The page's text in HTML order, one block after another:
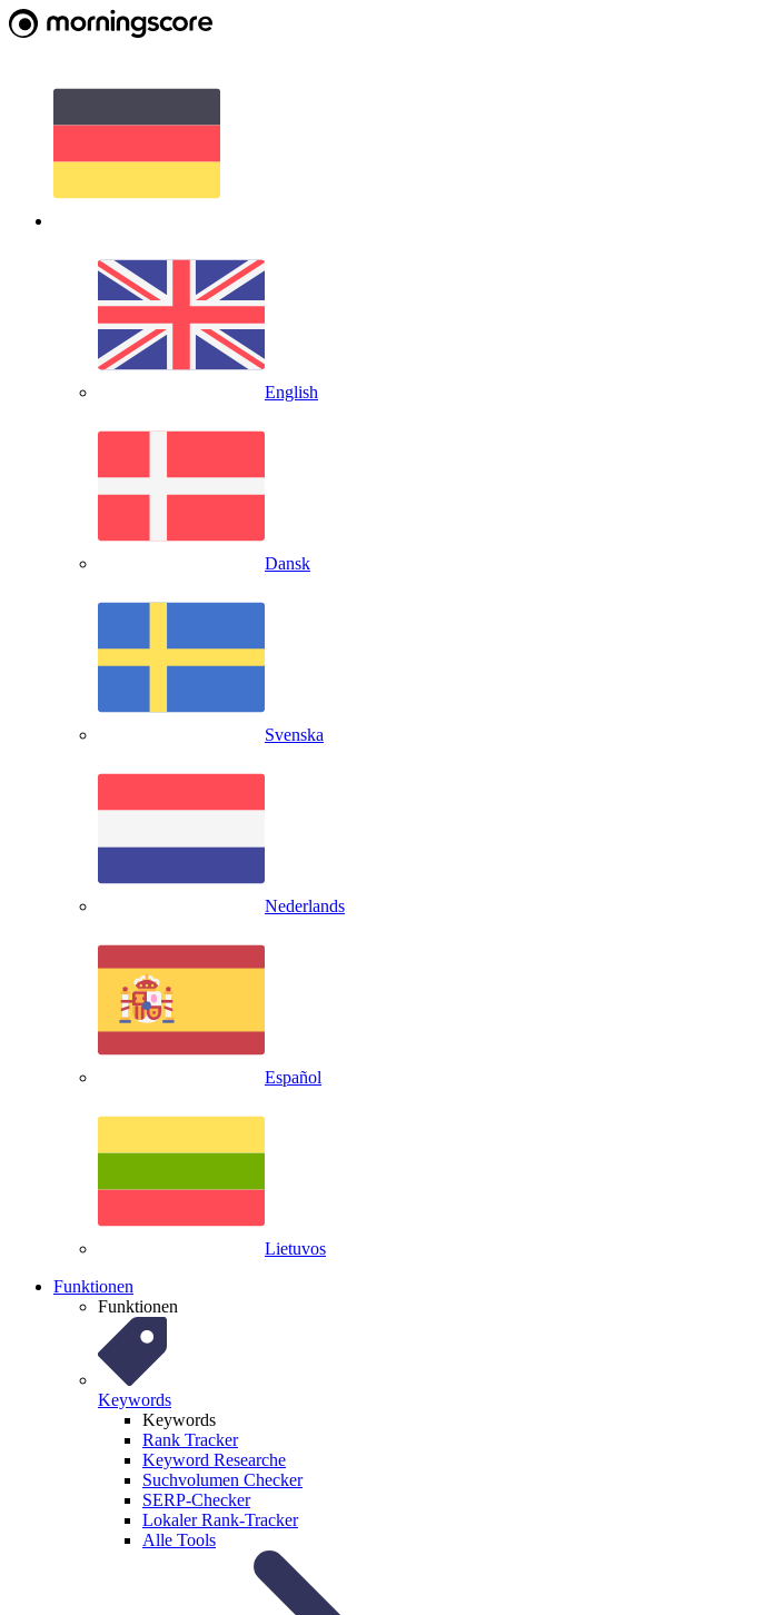
English
Dansk
Svenska
Nederlands
Español
Lietuvos
Funktionen
Funktionen
Keywords
Keywords
Rank Tracker
Keyword Researche
Suchvolumen Checker
SERP-Checker
Lokaler Rank-Tracker
Alle Tools